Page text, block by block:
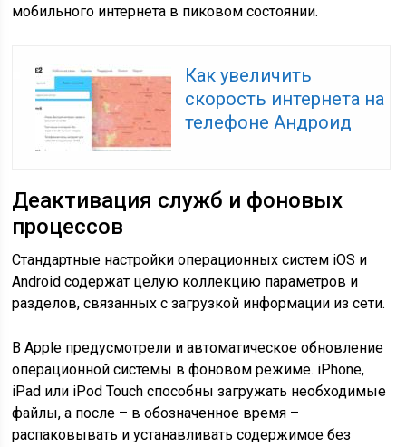
мобильного интернета в пиковом состоянии.
Как увеличить
скорость интернета на
телефоне Андроид
Деактивация служб и фоновых
процессов
Стандартные настройки операционных систем iOS и
Android содержат целую коллекцию параметров и
разделов, связанных с загрузкой информации из сети.
В Apple предусмотрели и автоматическое обновление
операционной системы в фоновом режиме. iPhone,
iPad или iPod Touch способны загружать необходимые
файлы, а после – в обозначенное время –
распаковывать и устанавливать содержимое без